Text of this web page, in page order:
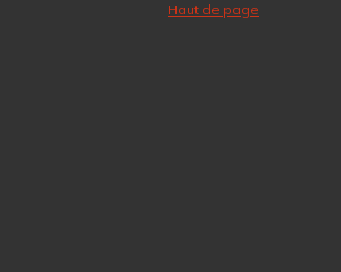
Haut de page